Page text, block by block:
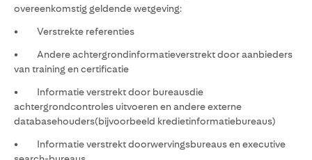
overeenkomstig geldende wetgeving:
• Verstrekte referenties
• Andere achtergrondinformatieverstrekt door aanbieders
van training en certificatie
• Informatie verstrekt door bureausdie
achtergrondcontroles uitvoeren en andere externe
databasehouders(bijvoorbeeld kredietinformatiebureaus)
• Informatie verstrekt doorwervingsbureaus en executive